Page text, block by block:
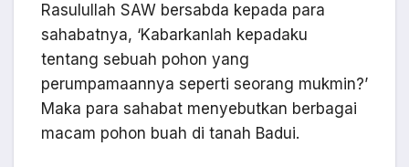
Rasulullah SAW bersabda kepada para
sahabatnya, ‘Kabarkanlah kepadaku
tentang sebuah pohon yang
perumpamaannya seperti seorang mukmin?’
Maka para sahabat menyebutkan berbagai
macam pohon buah di tanah Badui.